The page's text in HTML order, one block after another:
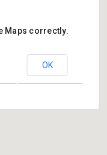
Maps correctly.
OK